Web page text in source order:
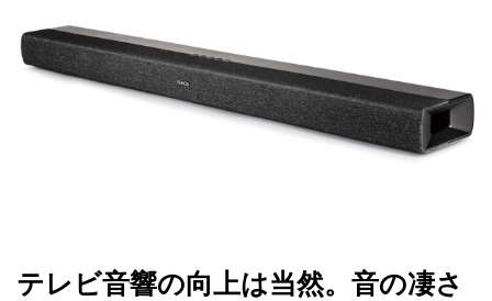
テレビ音響の向上は当然。音の凄さ